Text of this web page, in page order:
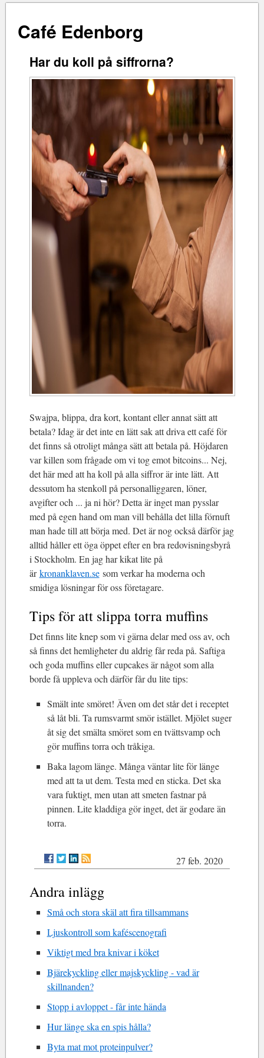
Café Edenborg
Har du koll på siffrorna?
Swajpa, blippa, dra kort, kontant eller annat sätt att
betala? Idag är det inte en lätt sak att driva ett café för
det finns så otroligt många sätt att betala på. Höjdaren
var killen som frågade om vi tog emot bitcoins... Nej,
det här med att ha koll på alla siffror är inte lätt. Att
dessutom ha stenkoll på personalliggaren, löner,
avgifter och ... ja ni hör? Detta är inget man pysslar
med på egen hand om man vill behålla det lilla förnuft
man hade till att börja med. Det är nog också därför jag
alltid håller ett öga öppet efter en bra redovisningsbyrå
i Stockholm. En jag har kikat lite på
ärkronanklaven.sesom verkar ha moderna och
smidiga lösningar för oss företagare.
Tips för att slippa torra muffins
Det finns lite knep som vi gärna delar med oss av, och
så finns det hemligheter du aldrig får reda på. Saftiga
och goda muffins eller cupcakes är något som alla
borde få uppleva och därför får du lite tips:
Smält inte smöret! Även om det står det i receptet
så låt bli. Ta rumsvarmt smör istället. Mjölet suger
åt sig det smälta smöret som en tvättsvamp och
gör muffins torra och tråkiga.
Baka lagom länge. Många väntar lite för länge
med att ta ut dem. Testa med en sticka. Det ska
vara fuktigt, men utan att smeten fastnar på
pinnen. Lite kladdiga gör inget, det är godare än
torra.
27 feb. 2020
Andra inlägg
Små och stora skäl att fira tillsammans
Ljuskontroll som kaféscenografi
Viktigt med bra knivar i köket
Bjärekyckling eller majskyckling - vad är
skillnanden?
Stopp i avloppet - får inte hända
Hur länge ska en spis hålla?
Byta mat mot proteinpulver?